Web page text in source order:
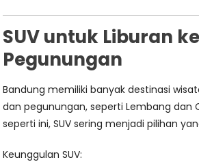
SUV untuk Liburan
Pegunungan
Bandung memiliki banyak destinasi
dan pegunungan, seperti Lembang dan
seperti ini, SUV sering menjadi pilihan
Keunggulan SUV: